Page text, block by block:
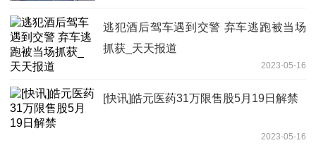
逃犯酒后驾车遇到交警 弃车逃跑被当场
抓获_天天报道
2023-05-16
[快讯]皓元医药31万限售股5月19日解禁
2023-05-16